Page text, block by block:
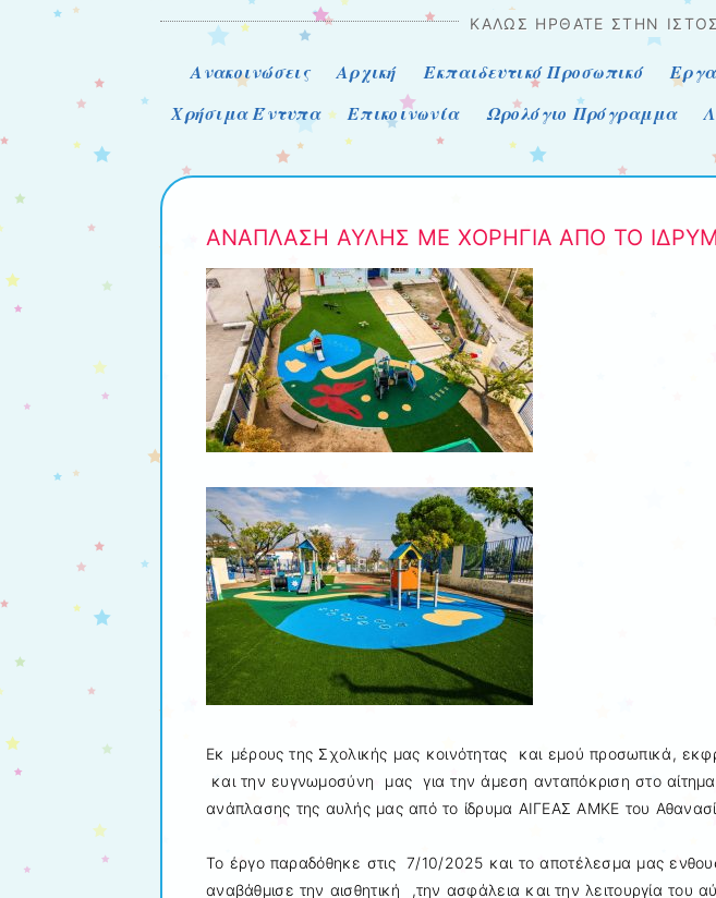
ΚΑΛΏΣ ΉΡΘΑΤΕ ΣΤΗΝ
Μενού
Μετάβαση στο περιεχόμενο
Ανακοινώσεις Αρχική Εκπαιδευτικό Προσωπικό
Χρήσιμα Έντυπα
Επικοινωνία Ωρολόγιο Πρόγραμμα
ΑΝΑΠΛΑΣΗ ΑΥΛΗΣ ΜΕ ΧΟΡΗΓΙΑ ΑΠΟ ΤΟ
Εκ μέρους της Σχολικής μας κοινότητας και εμού προσωπικά,
και την ευγνωμοσύνη μας για την άμεση ανταπόκριση στο
ανάπλασης της αυλής μας από το ίδρυμα ΑΙΓΕΑΣ ΑΜΚΕ του
Το έργο παραδόθηκε στις 7/10/2025 και το αποτέλεσμα μας
αναβάθμισε την αισθητική ,την ασφάλεια και την λειτουργία του